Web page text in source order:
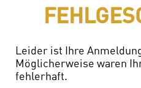
Leider ist Ihre
Möglicherweise waren
fehlerhaft.